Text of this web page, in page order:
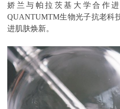
娇兰与帕拉茨基大学合作
QUANTUMTM生物光子抗老科
进肌肤焕新。